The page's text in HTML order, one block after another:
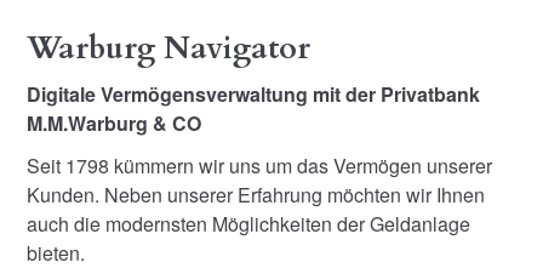
Warburg Navigator
Digitale Vermögensverwaltung mit der Privatbank
M.M.Warburg & CO
Seit 1798 kümmern wir uns um das Vermögen unserer
Kunden. Neben unserer Erfahrung möchten wir Ihnen
auch die modernsten Möglichkeiten der Geldanlage
bieten.